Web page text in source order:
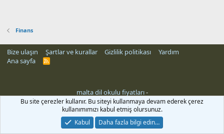
Finans
Bize ulaşın Şartlar ve kurallar Gizlilik politikası
Yardım
Ana sayfa
R
malta dil okulu fiyatları-
Bu site çerezler kullanır. Bu siteyi kullanmaya devam ederek çerez
kullanımımızı kabul etmiş olursunuz.
Kabul
Daha fazla bilgi edin…